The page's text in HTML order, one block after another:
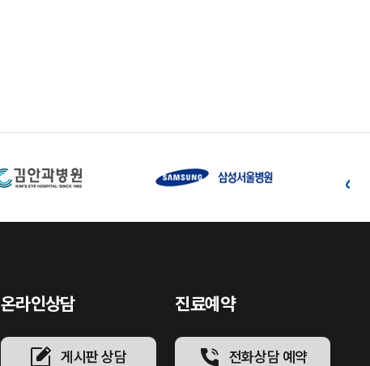
온라인상담
게시판 상담
진료예약
전화상담 예약